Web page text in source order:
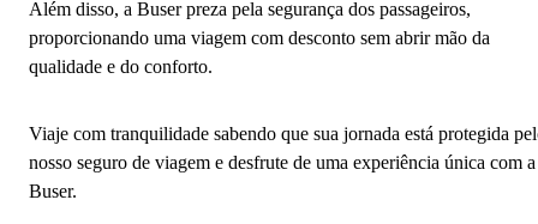
Além disso, a Buser preza pela segurança dos passageiros,
proporcionando uma viagem com desconto sem abrir mão da
qualidade e do conforto.
Viaje com tranquilidade sabendo que sua jornada está protegida
nosso seguro de viagem e desfrute de uma experiência única com a
Buser.